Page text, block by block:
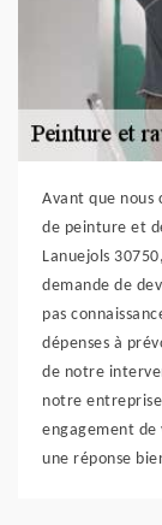
Avant que nous
de peinture et
Lanuejols
demande de
pas
dépenses à
de notre
notre
engagement de
une réponse